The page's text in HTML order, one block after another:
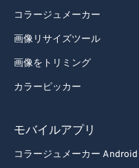
コラージュメーカー
画像リサイズツール
画像をトリミング
カラーピッカー
モバイルアプリ
コラージュメーカー Android